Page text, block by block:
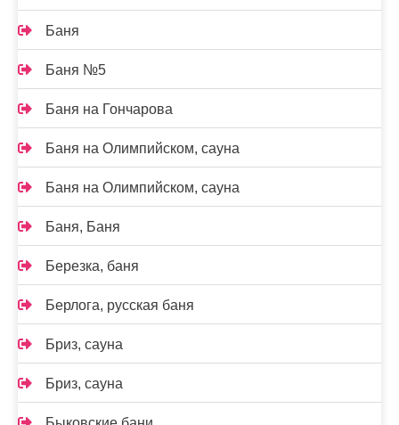
Баня
Баня №5
Баня на Гончарова
Баня на Олимпийском, сауна
Баня на Олимпийском, сауна
Баня, Баня
Березка, баня
Берлога, русская баня
Бриз, сауна
Бриз, сауна